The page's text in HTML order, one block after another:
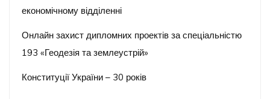
економічному відділенні
Онлайн захист дипломних проектів за спеціальністю
193 «Геодезія та землеустрій»
Конституції України – 30 років